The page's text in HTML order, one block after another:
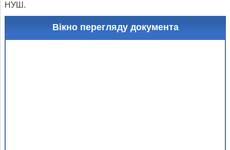
НУШ.
Вікно перегляду документа